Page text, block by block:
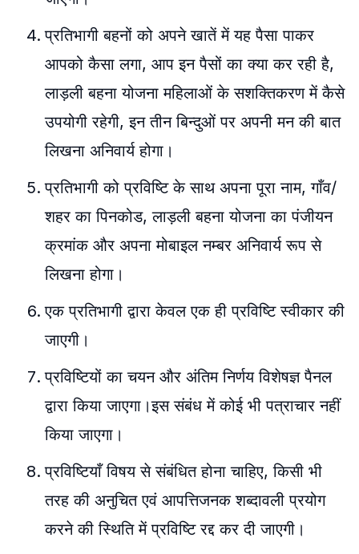
प्रतिभागी बहनों को अपने खातें में यह पैसा पाकर
आपको कैसा लगा, आप इन पैसों का क्या कर रही है,
लाड़ली बहना योजना महिलाओं के सशक्तिकरण में कैसे
उपयोगी रहेगी, इन तीन बिन्दुओं पर अपनी मन की बात
लिखना अनिवार्य होगा।
प्रतिभागी को प्रविष्टि के साथ अपना पूरा नाम, गाँव/
शहर का पिनकोड, लाड़ली बहना योजना का पंजीयन
क्रमांक और अपना मोबाइल नम्बर अनिवार्य रूप से
लिखना होगा।
एक प्रतिभागी द्वारा केवल एक ही प्रविष्टि स्वीकार की
जाएगी।
प्रविष्टियों का चयन और अंतिम निर्णय विशेषज्ञ पैनल
द्वारा किया जाएगा।इस संबंध में कोई भी पत्राचार नहीं
किया जाएगा।
प्रविष्टियाँ विषय से संबंधित होना चाहिए, किसी भी
तरह की अनुचित एवं आपत्तिजनक शब्दावली प्रयोग
करने की स्थिति में प्रविष्टि रद्द कर दी जाएगी।